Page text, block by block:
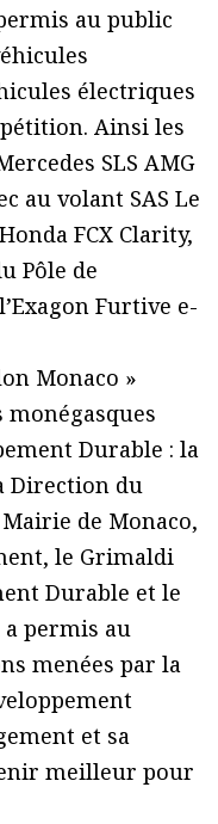
au public
électriques
Ainsi les
SLS AMG
au volant SAS Le
FCX Clarity,
Pôle de
Furtive e-
Monaco »
Durable : la
Direction du
de Monaco,
le Grimaldi
Durable et le
a permis au
menées par la
et sa
meilleur pour